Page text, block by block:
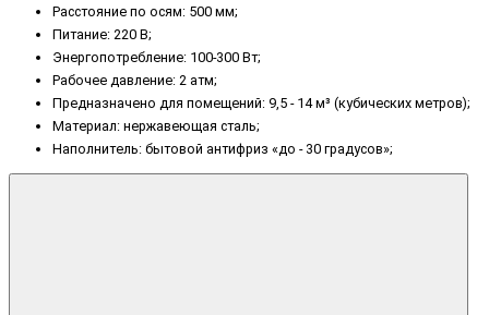
Расстояние по осям: 500 мм;
Питание: 220 В;
Энергопотребление: 100-300 Вт;
Рабочее давление: 2 атм;
Предназначено для помещений: 9,5 - 14 м³ (кубических метров);
Материал: нержавеющая сталь;
Наполнитель: бытовой антифриз «до - 30 градусов»;